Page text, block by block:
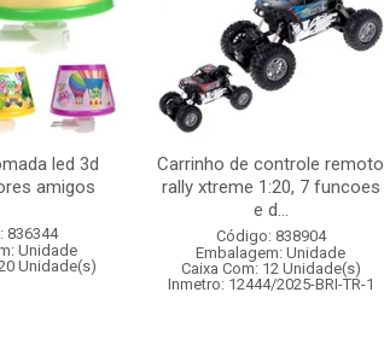
led 3d
amigos
836344
Unidade
Unidade(s)
Carrinho de controle remoto
rally xtreme 1:20, 7 funcoes
e d...
Código: 838904
Embalagem: Unidade
Caixa Com: 12 Unidade(s)
Inmetro: 12444/2025-BRI-TR-1